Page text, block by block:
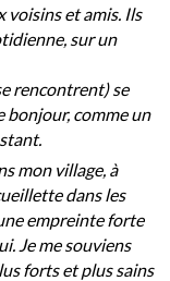
voisins et amis. Ils
sur un
rencontrent) se
comme un
mon village, à
dans les
empreinte forte
Je me souviens
forts et plus sains